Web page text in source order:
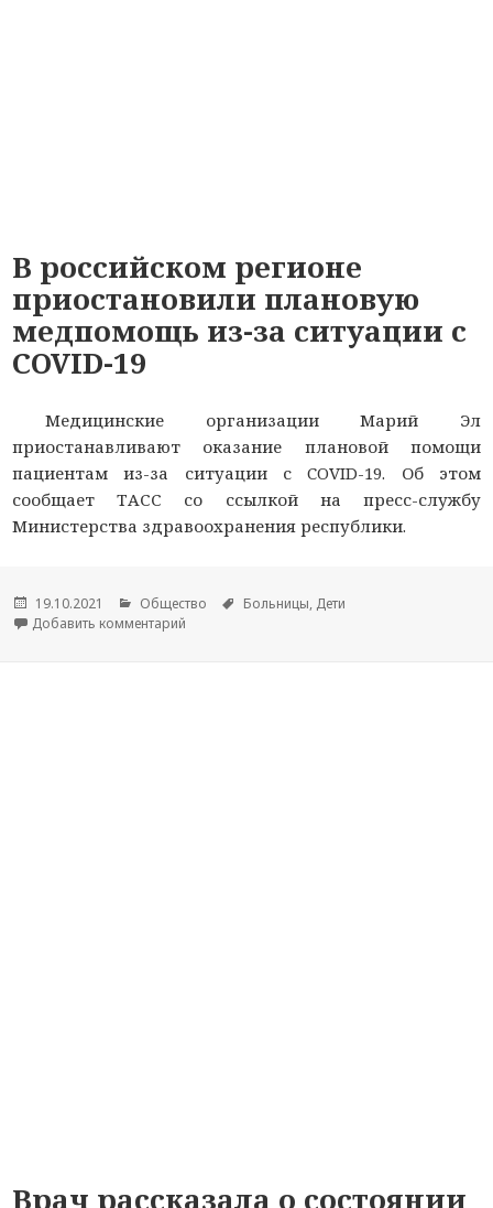
В российском регионе
приостановили плановую
медпомощь из-за ситуации с
COVID-19
Медицинские организации Марий Эл
приостанавливают оказание плановой помощи
пациентам из-за ситуации с COVID-19. Об этом
сообщает ТАСС со ссылкой на пресс-службу
Министерства здравоохранения республики.
Опубликовано
19.10.2021 Рубрики
Общество Метки
Больницы, Дети
Добавить комментарий
Врач рассказала о состоянии